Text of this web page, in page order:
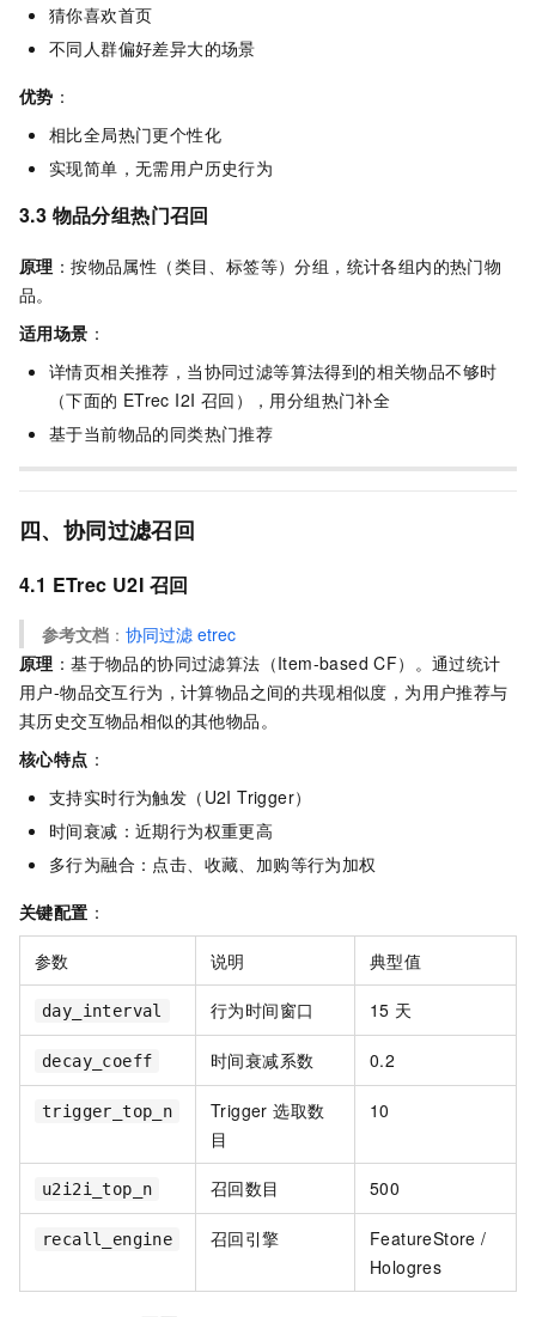
猜你喜欢首页
不同人群偏好差异大的场景
优势 ：
相比全局热门更个性化
实现简单，无需用户历史行为
3.3 物品分组热门召回
原理 ：按物品属性（类目、标签等）分组，统计各组内的热门物
品。
适用场景 ：
详情页相关推荐，当协同过滤等算法得到的相关物品不够时
（下面的 ETrec I2I 召回），用分组热门补全
基于当前物品的同类热门推荐
四、协同过滤召回
4.1 ETrec U2I 召回
参考文档 ： 协同过滤 etrec
原理 ：基于物品的协同过滤算法（Item-based CF）。通过统计
用户-物品交互行为，计算物品之间的共现相似度，为用户推荐与
其历史交互物品相似的其他物品。
核心特点 ：
支持实时行为触发（U2I Trigger）
时间衰减：近期行为权重更高
多行为融合：点击、收藏、加购等行为加权
关键配置 ：
参数 说明 典型值
day_interval 行为时间窗口 15 天
decay_coeff 时间衰减系数 0.2
trigger_top_n
Trigger 选取数
目
10
u2i2i_top_n 召回数目 500
recall_engine 召回引擎
FeatureStore /
Hologres